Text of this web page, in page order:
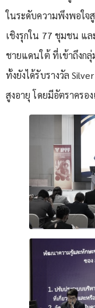
ในระดับความพึงพอใจ
เชิงรุกใน 77 ชุมชน แ
ชายแดนใต้ ที่เข้าถึงก
ทั้งยังได้รับรางวัล
สูงอายุ โดยมีอัตราครอ